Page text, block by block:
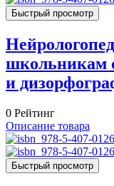
Быстрый просмотр
школьникам
и
0 Рейтинг
Описание товара
Быстрый просмотр